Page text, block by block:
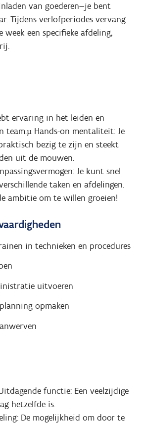
van goederen—je bent
Tijdens verlofperiodes vervang
week een specifieke afdeling,
ervaring in het leiden en
team.µ Hands-on mentaliteit: Je
bezig te zijn en steekt
uit de mouwen.
Je kunt snel
taken en afdelingen.
ambitie om te willen groeien!
in technieken en procedures
uitvoeren
opmaken
functie: Een veelzijdige
hetzelfde is.
De mogelijkheid om door te